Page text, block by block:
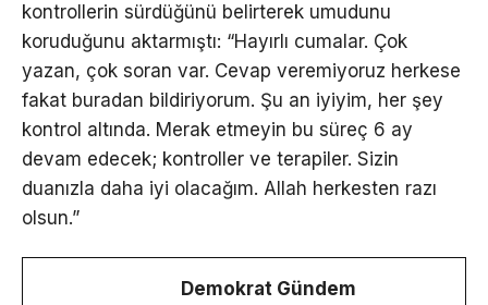
kontrollerin sürdüğünü belirterek umudunu
koruduğunu aktarmıştı: “Hayırlı cumalar. Çok
yazan, çok soran var. Cevap veremiyoruz herkese
fakat buradan bildiriyorum. Şu an iyiyim, her şey
kontrol altında. Merak etmeyin bu süreç 6 ay
devam edecek; kontroller ve terapiler. Sizin
duanızla daha iyi olacağım. Allah herkesten razı
olsun.”
Demokrat Gündem